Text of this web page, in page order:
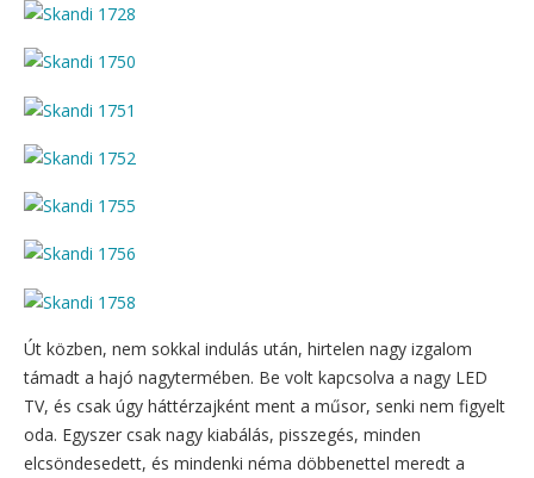
Út közben, nem sokkal indulás után, hirtelen nagy izgalom
támadt a hajó nagytermében. Be volt kapcsolva a nagy LED
TV, és csak úgy háttérzajként ment a műsor, senki nem figyelt
oda. Egyszer csak nagy kiabálás, pisszegés, minden
elcsöndesedett, és mindenki néma döbbenettel meredt a